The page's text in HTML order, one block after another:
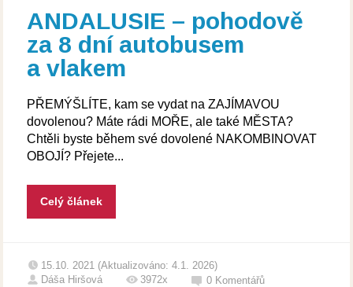
ANDALUSIE – pohodově
za 8 dní autobusem
a vlakem
PŘEMÝŠLÍTE, kam se vydat na ZAJÍMAVOU
dovolenou? Máte rádi MOŘE, ale také MĚSTA?
Chtěli byste během své dovolené NAKOMBINOVAT
OBOJÍ? Přejete...
Celý článek
15.10. 2021 (Aktualizováno: 4.1. 2026)
Dáša Hiršová
3972x 0 Komentářů